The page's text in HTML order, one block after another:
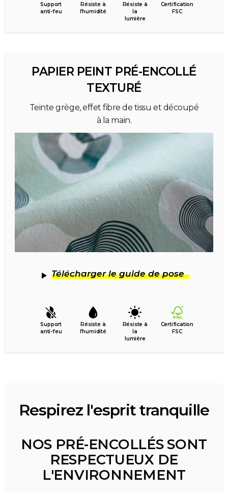
Support
anti-feu
Résiste à
l’humidité
Résiste à
la
lumière
Certification
FSC
PAPIER PEINT PRÉ-ENCOLLÉ
TEXTURÉ
Teinte grège, effet fibre de tissu et découpé
à la main.
Télécharger le guide de pose
Support
anti-feu
Résiste à
l’humidité
Résiste à
la
lumière
Certification
FSC
Respirez l'esprit tranquille
NOS PRÉ-ENCOLLÉS SONT
RESPECTUEUX DE
L'ENVIRONNEMENT